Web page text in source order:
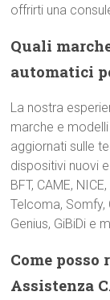
offrirti una
Quali
automatici
La nostra
marche e
aggiornati sulle
dispositivi nuovi
BFT, CAME,
Telcoma, Somfy,
Genius, GiBiDi e
Come
Assistenza